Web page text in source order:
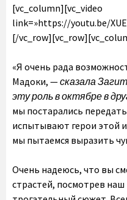
[vc_column][vc_video
link=»https://youtu.be/
[/
«Я очень рада
Мадоки, —сказала
эту роль в октябре в
мы постарались
испытывают герои этой
мы пытаемся выразить
Очень надеюсь, что вы
страстей, посмотрев наш